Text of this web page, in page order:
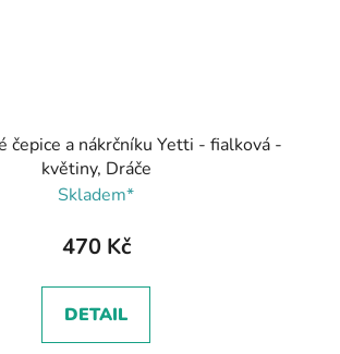
čepice a nákrčníku Yetti - fialková -
květiny, Dráče
Skladem*
470 Kč
DETAIL